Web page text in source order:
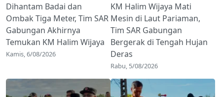
Dihantam Badai dan
Ombak Tiga Meter, Tim SAR
Gabungan Akhirnya
Temukan KM Halim Wijaya
Kamis, 6/08/2026
KM Halim Wijaya Mati
Mesin di Laut Pariaman,
Tim SAR Gabungan
Bergerak di Tengah Hujan
Deras
Rabu, 5/08/2026